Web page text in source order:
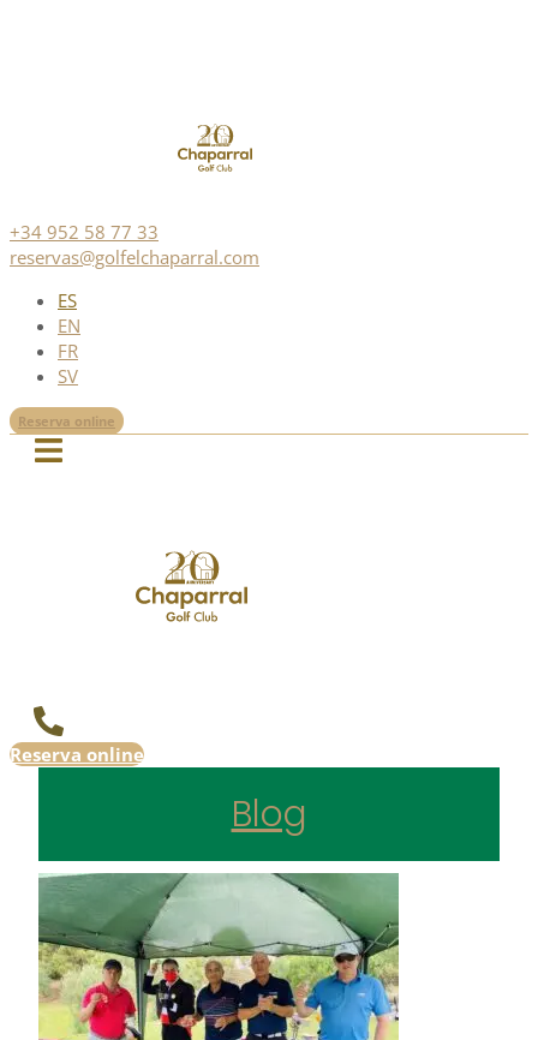
+34 952 58 77 33
reservas@golfelchaparral.com
ES
EN
FR
SV
Reserva online
Reserva online
Blog